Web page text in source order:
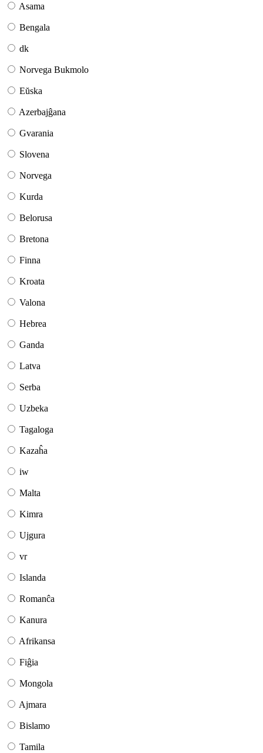
Asama
Bengala
dk
Norvega Bukmolo
Eŭska
Azerbajĝana
Gvarania
Slovena
Norvega
Kurda
Belorusa
Bretona
Finna
Kroata
Valona
Hebrea
Ganda
Latva
Serba
Uzbeka
Tagaloga
Kazaĥa
iw
Malta
Kimra
Ujgura
vr
Islanda
Romanĉa
Kanura
Afrikansa
Fiĝia
Mongola
Ajmara
Bislamo
Tamila